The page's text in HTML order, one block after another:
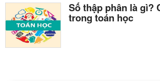
Số thập phân là gì?
trong toán học